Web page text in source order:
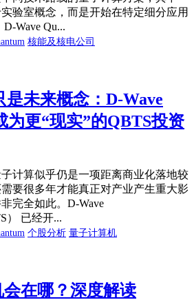
验室概念，而是开始在特定细分应用
Wave Qu...
核能及核电公司
未来概念：D-Wave
为更“现实”的QBTS投资
计算似乎仍是一项距离商业化落地较
要很多年才能真正对产业产生重大影
完全如此。D-Wave
） 已经开...
个股分析 量子计算机
在哪？深度解读